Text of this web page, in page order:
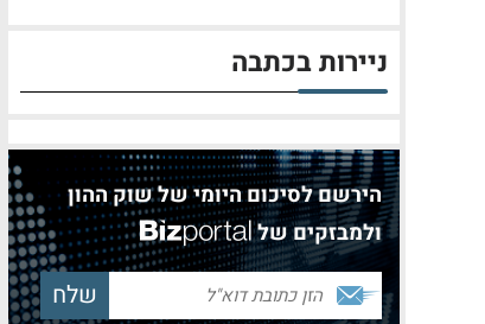
ניירות בכתבה
הירשם לסיכום היומי של שוק ההון
ולמבזקים של